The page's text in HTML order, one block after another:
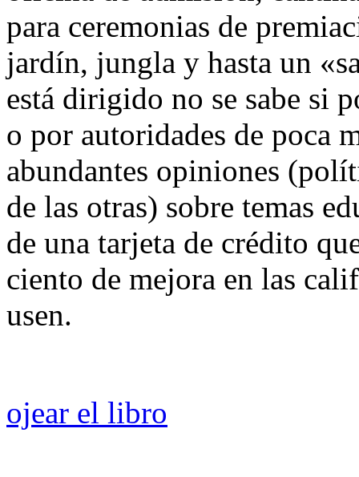
para ceremonias de
jardín, jungla y hasta un
está dirigido no se sabe si
o por autoridades de poca
abundantes opiniones
de las otras) sobre temas
de una tarjeta de crédito
ciento de mejora en las
usen.
ojear el libro